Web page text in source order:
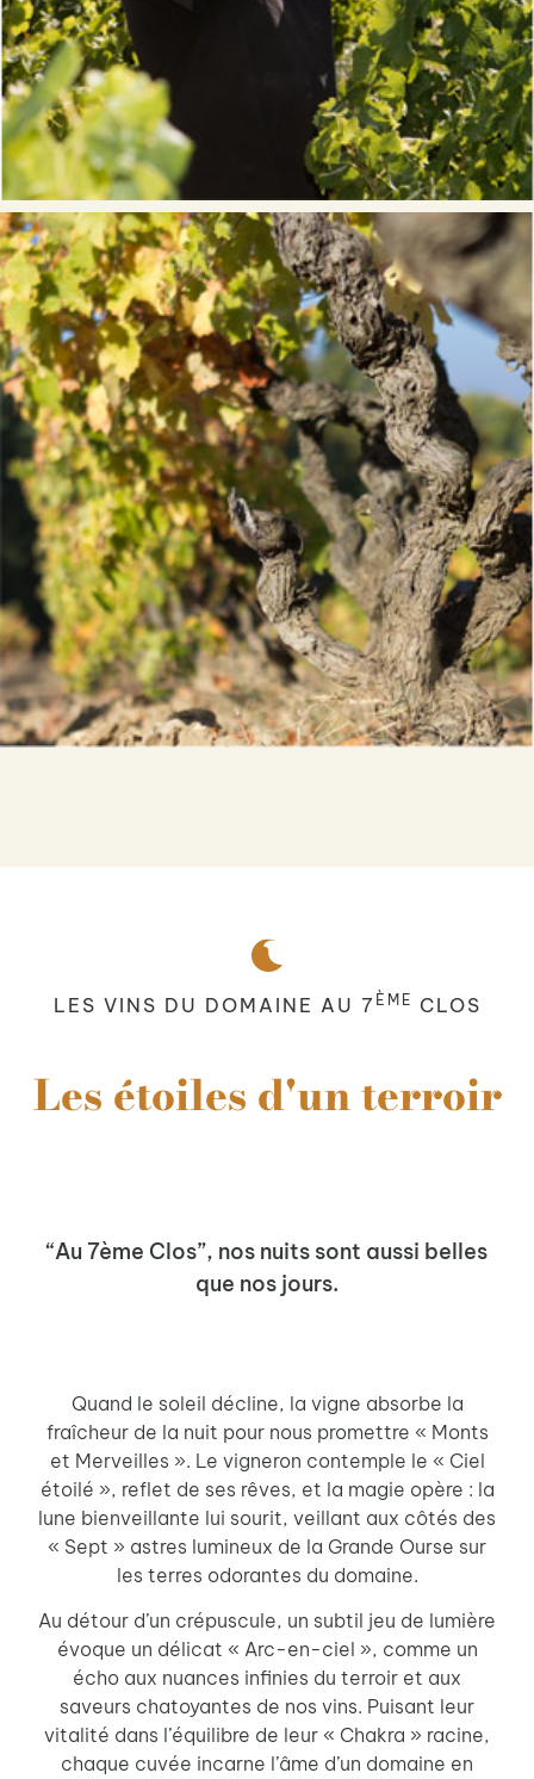
LES VINS DU DOMAINE AU 7 ÈME CLOS
Les étoiles d'un terroir
“Au 7ème Clos”, nos nuits sont aussi belles
que nos jours.
Quand le soleil décline, la vigne absorbe la
fraîcheur de la nuit pour nous promettre « Monts
et Merveilles ». Le vigneron contemple le « Ciel
étoilé », reflet de ses rêves, et la magie opère : la
lune bienveillante lui sourit, veillant aux côtés des
« Sept » astres lumineux de la Grande Ourse sur
les terres odorantes du domaine.
Au détour d’un crépuscule, un subtil jeu de lumière
évoque un délicat « Arc-en-ciel », comme un
écho aux nuances infinies du terroir et aux
saveurs chatoyantes de nos vins. Puisant leur
vitalité dans l’équilibre de leur « Chakra » racine,
chaque cuvée incarne l’âme d’un domaine en